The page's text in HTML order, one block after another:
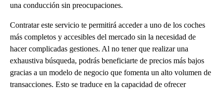
una conducción sin preocupaciones.
Contratar este servicio te permitirá acceder a uno de los coches
más completos y accesibles del mercado sin la necesidad de
hacer complicadas gestiones. Al no tener que realizar una
exhaustiva búsqueda, podrás beneficiarte de precios más bajos
gracias a un modelo de negocio que fomenta un alto volumen de
transacciones. Esto se traduce en la capacidad de ofrecer